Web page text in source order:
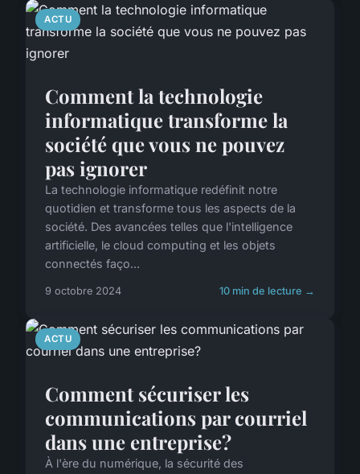
ACTU
Comment la technologie
informatique transforme la
société que vous ne pouvez
pas ignorer
La technologie informatique redéfinit notre
quotidien et transforme tous les aspects de la
société. Des avancées telles que l'intelligence
artificielle, le cloud computing et les objets
connectés faço...
9 octobre 2024 10 min de lecture →
ACTU
Comment sécuriser les
communications par courriel
dans une entreprise?
À l'ère du numérique, la sécurité des